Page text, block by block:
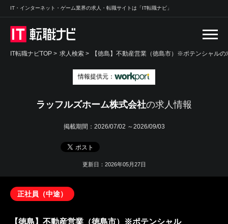
IT・インターネット・ゲーム業界の求人・転職サイトは「IT転職ナビ」
IT転職ナビTOP > 求人検索 > 【徳島】不動産営業（徳島市）※ポテンシャルの
情報提供元：
ラッフルズホーム株式会社の求人情報
掲載期間： 2026/07/02 ～2026/09/03
更新日：2026年05月27日
正社員（中途）
【徳島】不動産営業（徳島市）※ポテンシャル